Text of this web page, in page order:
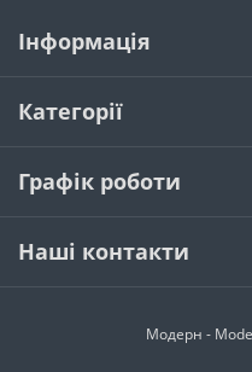
Інформація
Категорії
Графік роботи
Наші контакти
Модерн -